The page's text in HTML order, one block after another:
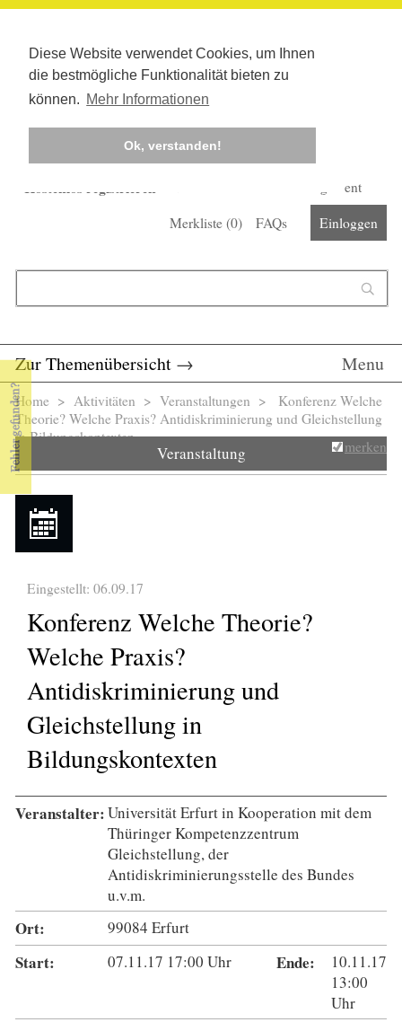
Diese Website verwendet Cookies, um Ihnen
die bestmögliche Funktionalität bieten zu
können. Mehr Informationen
Ok, verstanden!
Kostenlos registrieren
Corona-Management
Merkliste (0) FAQs Einloggen
Zur Themenübersicht → Menu
Sie sind hier
Home > Aktivitäten > Veranstaltungen > Konferenz Welche
Theorie? Welche Praxis? Antidiskriminierung und Gleichstellung
in Bildungskontexten
Veranstaltung merken
Eingestellt: 06.09.17
Konferenz Welche Theorie?
Welche Praxis?
Antidiskriminierung und
Gleichstellung in
Bildungskontexten
Veranstalter:Universität Erfurt in Kooperation mit dem
Thüringer Kompetenzzentrum
Gleichstellung, der
Antidiskriminierungsstelle des Bundes
u.v.m.
Ort: 99084 Erfurt
Start: 07.11.17 17:00 Uhr Ende:
10.11.17
13:00
Uhr